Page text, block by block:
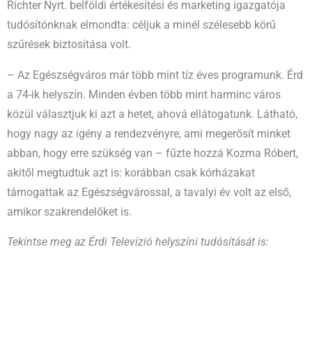
Richter Nyrt. belföldi értékesítési és marketing igazgatója
tudósítónknak elmondta: céljuk a minél szélesebb körű
szűrések biztosítása volt.
– Az Egészségváros már több mint tíz éves programunk. Érd
a 74-ik helyszín. Minden évben több mint harminc város
közül választjuk ki azt a hetet, ahová ellátogatunk. Látható,
hogy nagy az igény a rendezvényre, ami megerősít minket
abban, hogy erre szükség van – fűzte hozzá Kozma Róbert,
akitől megtudtuk azt is: korábban csak kórházakat
támogattak az Egészségvárossal, a tavalyi év volt az első,
amikor szakrendelőket is.
Tekintse meg az Érdi Televízió helyszíni tudósítását is: